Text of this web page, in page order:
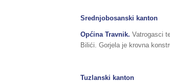
Srednjobosanski kanton
Općina Travnik. Vatrogasci
Bilići. Gorjela je krovna
Tuzlanski kanton